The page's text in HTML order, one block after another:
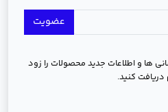
عضویت
ها و اطلاعات جدید محصولات را زود
کنید.